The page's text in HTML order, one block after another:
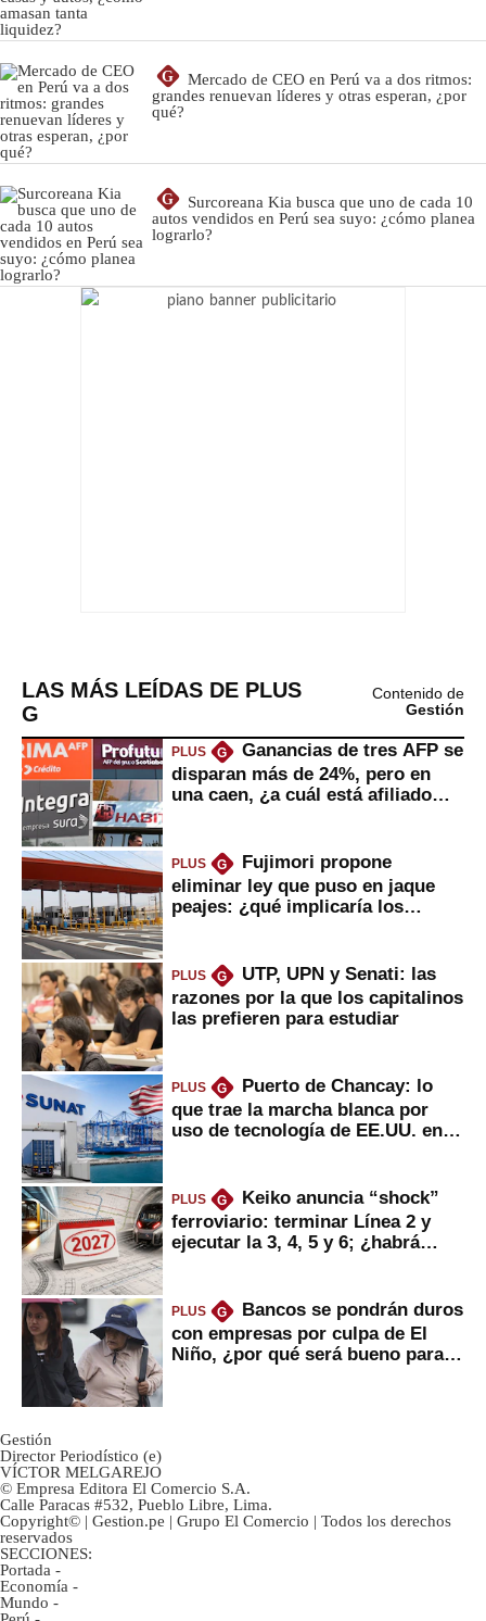
G
Mercado de CEO en Perú va a dos ritmos:
grandes renuevan líderes y otras esperan, ¿por
qué?
G
Surcoreana Kia busca que uno de cada 10
autos vendidos en Perú sea suyo: ¿cómo planea
lograrlo?
LAS MÁS LEÍDAS DE PLUS
G
Contenido de
Gestión
PLUS G
Ganancias de tres AFP se
disparan más de 24%, pero en
una caen, ¿a cuál está afiliado
PLUS G
Fujimori propone
eliminar ley que puso en jaque
peajes: ¿qué implicaría los
PLUS G
UTP, UPN y Senati: las
razones por la que los capitalinos
las prefieren para estudiar
PLUS G
Puerto de Chancay: lo
que trae la marcha blanca por
uso de tecnología de EE.UU. en
PLUS G
Keiko anuncia “shock”
ferroviario: terminar Línea 2 y
ejecutar la 3, 4, 5 y 6; ¿habrá
PLUS G
Bancos se pondrán duros
con empresas por culpa de El
Niño, ¿por qué será bueno para
Gestión
Director Periodístico (e)
VÍCTOR MELGAREJO
© Empresa Editora El Comercio S.A.
Calle Paracas #532, Pueblo Libre, Lima.
Copyright© | Gestion.pe | Grupo El Comercio | Todos los derechos
reservados
SECCIONES:
Portada -
Economía -
Mundo -